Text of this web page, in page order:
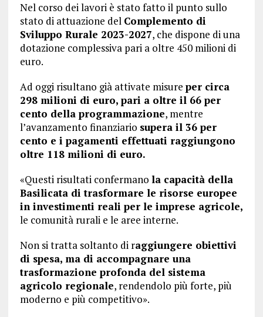
Nel corso dei lavori è stato fatto il punto sullo
stato di attuazione del Complemento di
Sviluppo Rurale 2023-2027, che dispone di una
dotazione complessiva pari a oltre 450 milioni di
euro.
Ad oggi risultano già attivate misure per circa
298 milioni di euro, pari a oltre il 66 per
cento della programmazione, mentre
l’avanzamento finanziario supera il 36 per
cento e i pagamenti effettuati raggiungono
oltre 118 milioni di euro.
«Questi risultati confermano la capacità della
Basilicata di trasformare le risorse europee
in investimenti reali per le imprese agricole,
le comunità rurali e le aree interne.
Non si tratta soltanto di raggiungere obiettivi
di spesa, ma di accompagnare una
trasformazione profonda del sistema
agricolo regionale, rendendolo più forte, più
moderno e più competitivo».